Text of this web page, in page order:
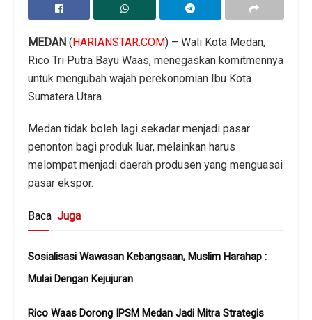
MEDAN (HARIANSTAR.COM) – Wali Kota Medan,
Rico Tri Putra Bayu Waas, menegaskan komitmennya
untuk mengubah wajah perekonomian Ibu Kota
Sumatera Utara.
Medan tidak boleh lagi sekadar menjadi pasar
penonton bagi produk luar, melainkan harus
melompat menjadi daerah produsen yang menguasai
pasar ekspor.
Baca Juga
Sosialisasi Wawasan Kebangsaan, Muslim Harahap :
Mulai Dengan Kejujuran
Rico Waas Dorong IPSM Medan Jadi Mitra Strategis